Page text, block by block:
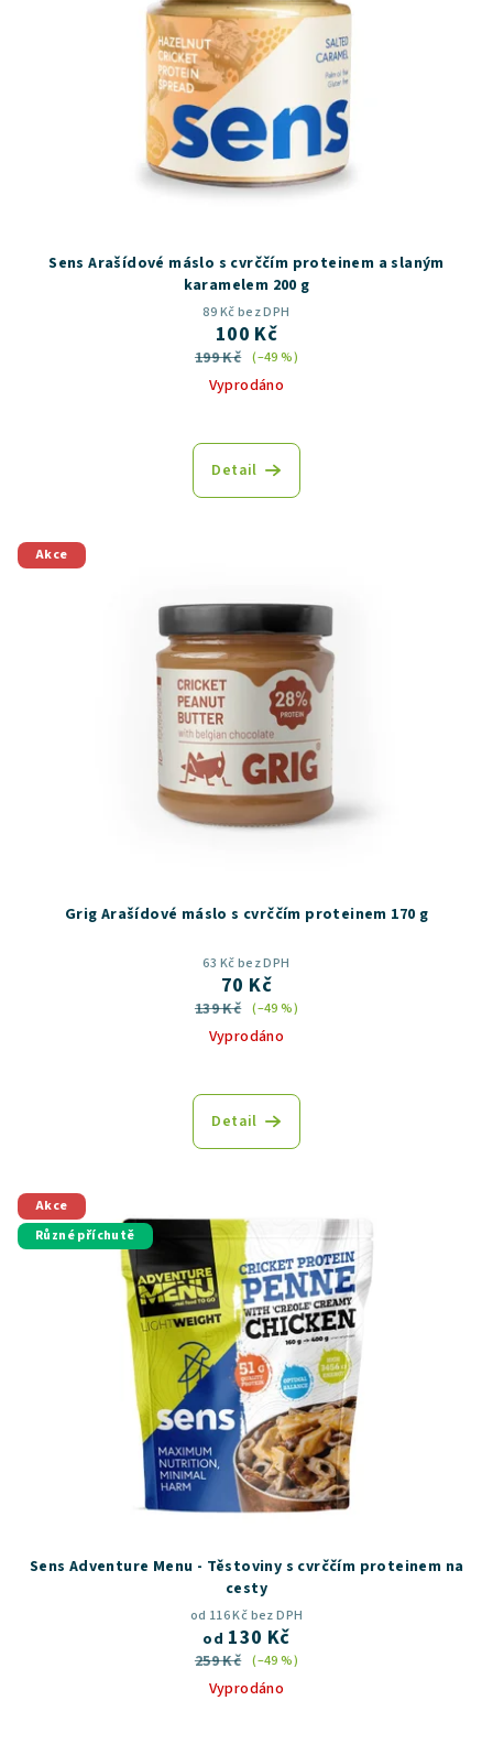
Sens Arašídové máslo s cvrččím proteinem a slaným
karamelem 200 g
89 Kč bez DPH
100 Kč
199 Kč (–49 %)
Vyprodáno
Detail
Akce
Grig Arašídové máslo s cvrččím proteinem 170 g
63 Kč bez DPH
70 Kč
139 Kč (–49 %)
Vyprodáno
Detail
Akce
Různé příchutě
Sens Adventure Menu - Těstoviny s cvrččím proteinem na
cesty
od 116 Kč bez DPH
od 130 Kč
259 Kč (–49 %)
Vyprodáno